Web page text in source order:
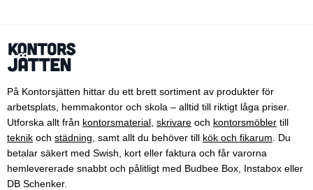
På Kontorsjätten hittar du ett brett sortiment av produkter för
arbetsplats, hemmakontor och skola – alltid till riktigt låga priser.
Utforska allt från kontorsmaterial skrivare och kontorsmöbler till
teknik och städning , samt allt du behöver till kök och fikarum . Du
betalar säkert med Swish, kort eller faktura och får varorna
hemlevererade snabbt och pålitligt med Budbee Box, Instabox eller
DB Schenker.